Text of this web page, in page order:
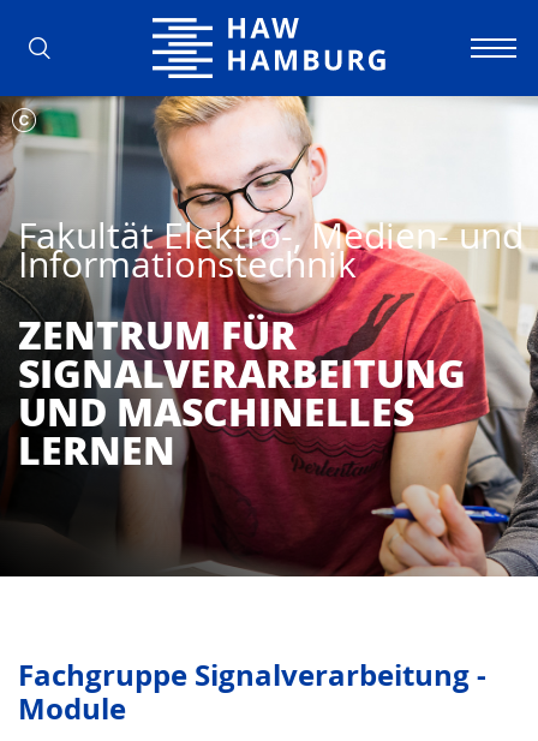
Hochschule für Angewandte
Fakultät Elektro-, Medien- und
Informationstechnik
ZENTRUM FÜR
SIGNALVERARBEITUNG
UND MASCHINELLES
LERNEN
Fachgruppe Signalverarbeitung -
Module